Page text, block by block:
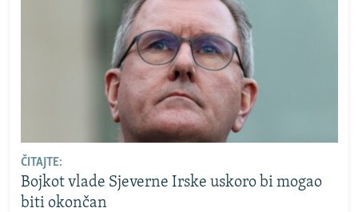
ČITAJTE:
Bojkot vlade Sjeverne Irske uskoro bi mogao
biti okončan